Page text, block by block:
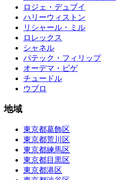
ロジェ・デュブイ
ハリーウィストン
リシャール・ミル
ロレックス
シャネル
パテック・フィリップ
オーデマ・ピゲ
チュードル
ウブロ
地域
東京都葛飾区
東京都荒川区
東京都練馬区
東京都目黒区
東京都港区